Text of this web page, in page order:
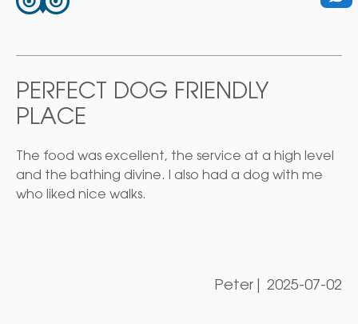
PERFECT DOG FRIENDLY
PLACE
The food was excellent, the service at a high level
and the bathing divine. I also had a dog with me
who liked nice walks.
Peter 2025-07-02